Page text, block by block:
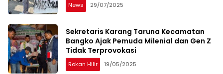
News 29/07/2025
Sekretaris Karang Taruna Kecamatan
Bangko Ajak Pemuda Milenial dan Gen Z
Tidak Terprovokasi
Rokan Hilir 19/05/2025